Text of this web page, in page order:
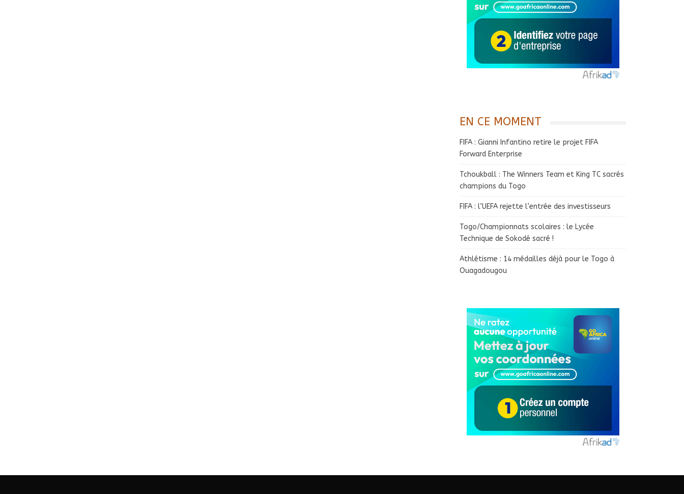
EN CE MOMENT
FIFA : Gianni Infantino retire le projet FIFA
Forward Enterprise
Tchoukball : The Winners Team et King TC sacrés
champions du Togo
FIFA : l’UEFA rejette l’entrée des investisseurs
Togo/Championnats scolaires : le Lycée
Technique de Sokodé sacré !
Athlétisme : 14 médailles déjà pour le Togo à
Ouagadougou